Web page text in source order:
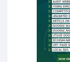
সারা দেশে
কঠোর হচ্ছে
ফরিদগঞ্জে